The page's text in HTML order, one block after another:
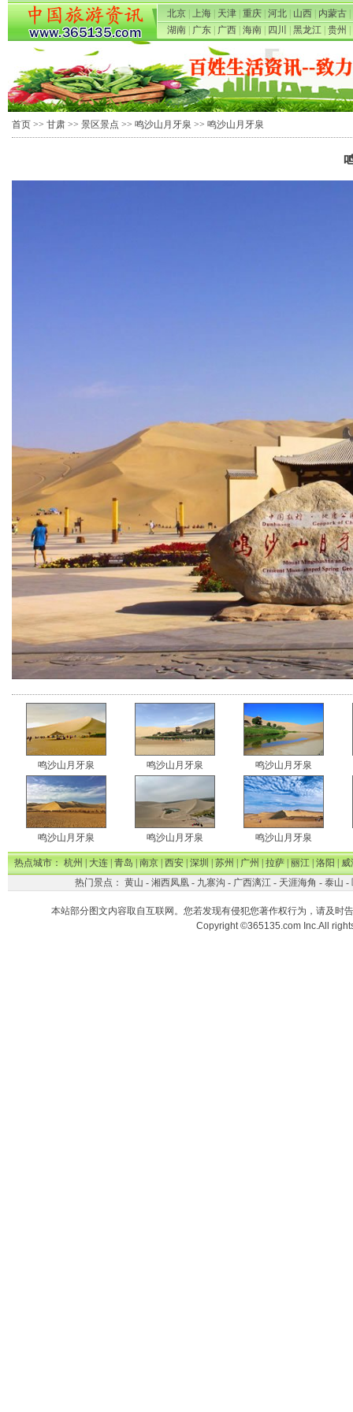
北京 上海 天津 重庆 河北 山西 内蒙古
湖南
广东 广西 海南 四川 黑龙江 贵州
首页 >> 甘肃 >> 景区景点 >> 鸣沙山月牙泉 >> 鸣沙山月牙泉
鸣沙山月牙泉 鸣沙山月牙泉 鸣沙山月牙泉
鸣沙山月牙泉 鸣沙山月牙泉 鸣沙山月牙泉
热点城市：杭州|大连|青岛|南京|西安|深圳|苏州|广州|拉萨|丽江|洛阳|威
热门景点： 黄山 - 湘西凤凰- 九寨沟 - 广西漓江- 天涯海角 - 泰山 -
本站部分图文内容取自互联网。您若发现有侵犯您著作权行为，请及时
Copyright ©365135.com Inc.All